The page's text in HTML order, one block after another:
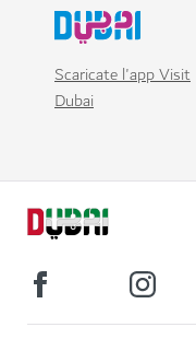
Scaricate l'app Visit
Dubai